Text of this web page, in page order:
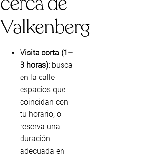
Valkenberg
Visita corta (1–
3 horas): busca
en la calle
espacios que
coincidan con
tu horario, o
reserva una
duración
adecuada en